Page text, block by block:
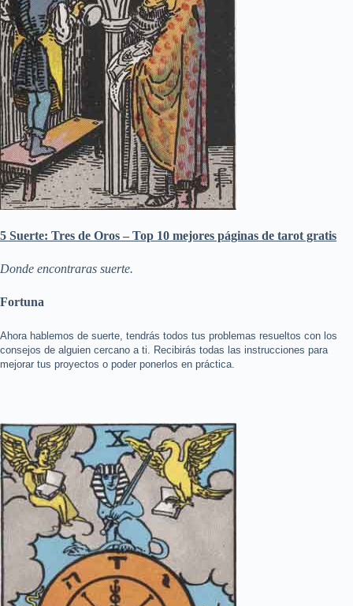
5 Suerte: Tres de Oros – Top 10 mejores páginas de tarot gratis
Donde encontraras suerte.
Fortuna
Ahora hablemos de suerte, tendrás todos tus problemas resueltos con los
consejos de alguien cercano a ti. Recibirás todas las instrucciones para
mejorar tus proyectos o poder ponerlos en práctica.